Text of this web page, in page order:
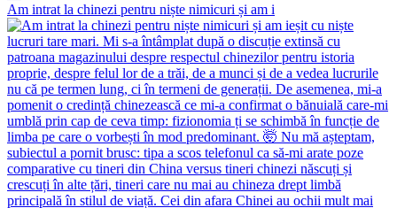
Am intrat la chinezi pentru niște nimicuri și am i